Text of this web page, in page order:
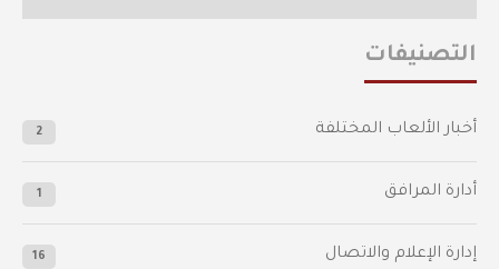
التصنيفات
أخبار الألعاب المختلفة 2
أدارة المرافق 1
إدارة الإعلام والاتصال 16